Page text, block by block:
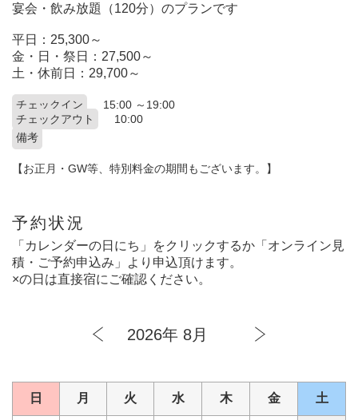
宴会・飲み放題（120分）のプランです
平日：25,300～
金・日・祭日：27,500～
土・休前日：29,700～
チェックイン
15:00 ～19:00
チェックアウト
10:00
備考
【お正月・GW等、特別料金の期間もございます。】
予約状況
「カレンダーの日にち」をクリックするか「オンライン見
積・ご予約申込み」より申込頂けます。
×の日は直接宿にご確認ください。
2026年 8月
日 月 火 水 木 金 土